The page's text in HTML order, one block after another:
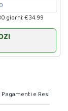
giorni: € 34.99
Pagamenti e Resi